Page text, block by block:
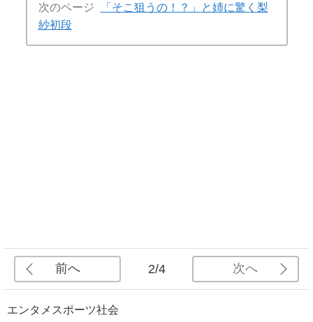
次のページ
「そこ狙うの！？」と姉に驚く梨
紗初段
前へ 2/4 次へ
エンタメ スポーツ社会